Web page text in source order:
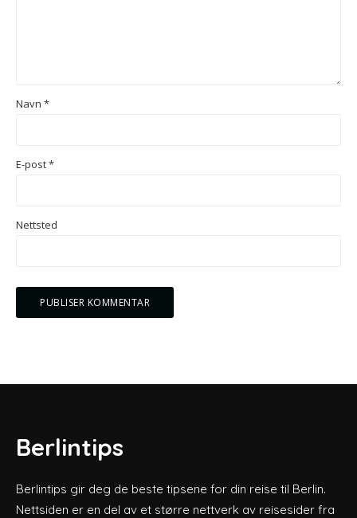
Navn *
E-post*
Nettsted
Berlintips
Berlintips gir deg de beste tipsene for din reise til Berlin.
Nettsiden er en del av et større nettverk av reisesider fra